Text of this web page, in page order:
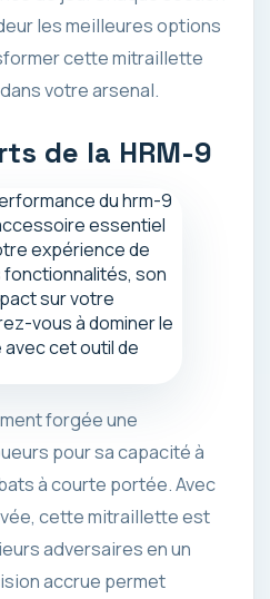
les meilleures options
cette mitraillette
votre arsenal.
de la HRM-9
forgée une
pour sa capacité à
à courte portée. Avec
cette mitraillette est
adversaires en un
accrue permet